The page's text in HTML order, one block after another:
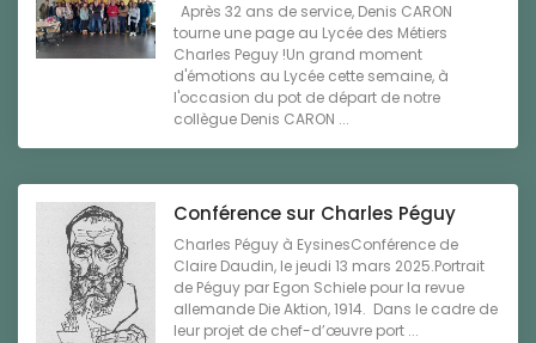
Après 32 ans de service, Denis CARON
tourne une page au Lycée des Métiers
Charles Peguy !Un grand moment
d'émotions au Lycée cette semaine, à
l'occasion du pot de départ de notre
collègue Denis CARON ...
Conférence sur Charles Péguy
Charles Péguy à EysinesConférence de
Claire Daudin, le jeudi 13 mars 2025.Portrait
de Péguy par Egon Schiele pour la revue
allemande Die Aktion, 1914. Dans le cadre de
leur projet de chef-d’œuvre port ...